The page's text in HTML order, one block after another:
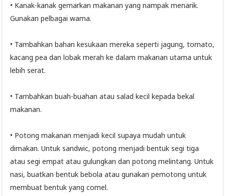
• Kanak-kanak gemarkan makanan yang nampak menarik.
Gunakan pelbagai warna.
• Tambahkan bahan kesukaan mereka seperti jagung, tomato,
kacang pea dan lobak merah ke dalam makanan utama untuk
lebih serat.
• Tambahkan buah-buahan atau salad kecil kepada bekal
makanan.
• Potong makanan menjadi kecil supaya mudah untuk
dimakan. Untuk sandwic, potong menjadi bentuk segi tiga
atau segi empat atau gulungkan dan potong melintang. Untuk
nasi, buatkan bentuk bebola atau gunakan pemotong untuk
membuat bentuk yang comel.